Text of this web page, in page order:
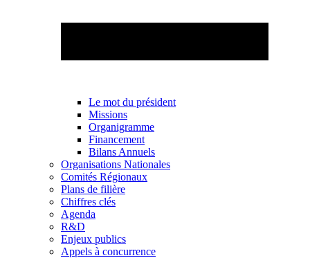
Le mot du président
Missions
Organigramme
Financement
Bilans Annuels
Organisations Nationales
Comités Régionaux
Plans de filière
Chiffres clés
Agenda
R&D
Enjeux publics
Appels à concurrence